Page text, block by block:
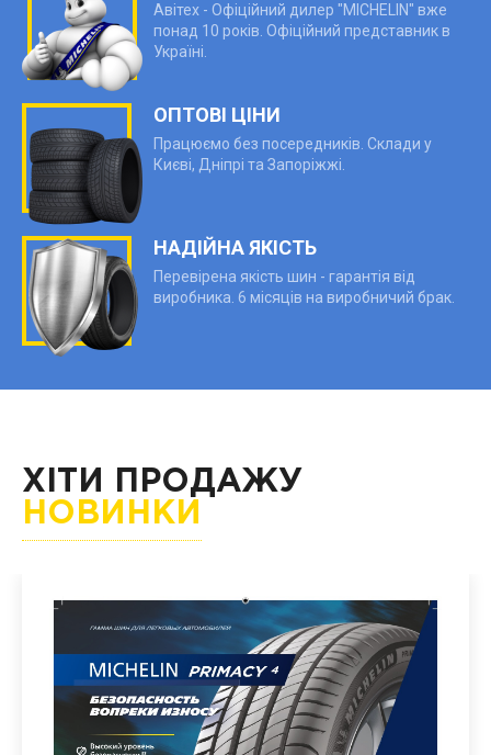
Авітех - Офіційний дилер "MICHELIN" вже
понад 10 років. Офіційний представник в
Україні.
ОПТОВІ ЦІНИ
Працюємо без посередників. Склади у
Києві, Дніпрі та Запоріжжі.
НАДІЙНА ЯКІСТЬ
Перевірена якість шин - гарантія від
виробника. 6 місяців на виробничий брак.
ХІТИ ПРОДАЖУ
НОВИНКИ